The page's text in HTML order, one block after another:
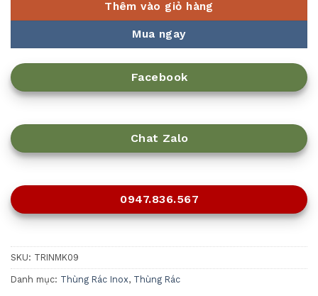
Thêm vào giỏ hàng
Mua ngay
Facebook
Chat Zalo
0947.836.567
SKU: TRINMK09
Danh mục: Thùng Rác Inox, Thùng Rác